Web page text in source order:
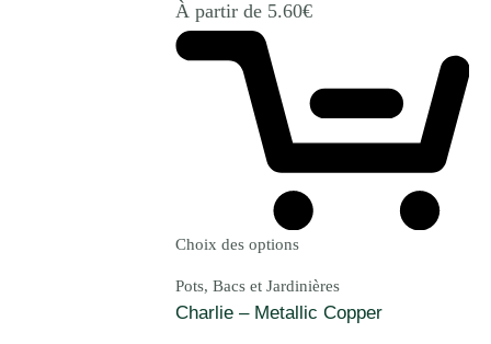
À partir de 5.60€
Choix des options
Pots, Bacs et Jardinières
Charlie – Metallic Copper